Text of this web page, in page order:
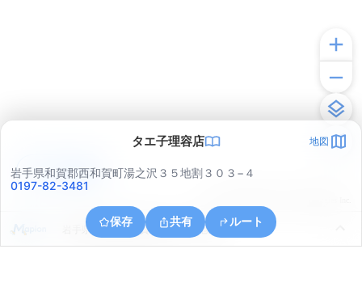
タエ子理容店 地図
岩手県和賀郡西和賀町湯之沢３５地割３０３−４
0197-82-3481
保存 共有 ルート
岩手県和賀郡西和賀町川尻３７地割
アプリで見る